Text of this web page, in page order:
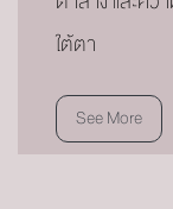
ใต้ตา
See More